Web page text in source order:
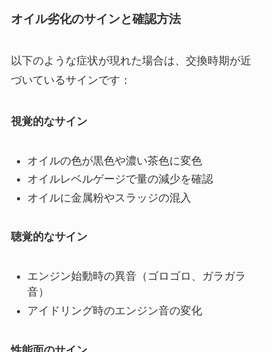
オイル劣化のサインと確認方法
以下のような症状が現れた場合は、交換時期が近
づいているサインです：
視覚的なサイン
オイルの色が黒色や濃い茶色に変色
オイルレベルゲージで量の減少を確認
オイルに金属粉やスラッジの混入
聴覚的なサイン
エンジン始動時の異音（ゴロゴロ、ガラガラ
音）
アイドリング時のエンジン音の変化